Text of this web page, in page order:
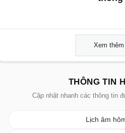
Xem thêm
THÔNG TIN
Cập nhật nhanh các thông tin
Lịch âm